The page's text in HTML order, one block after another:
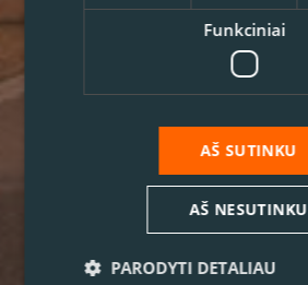
Funkciniai
AŠ SUTINKU
AŠ NESUTINKU
PARODYTI DETALIAU